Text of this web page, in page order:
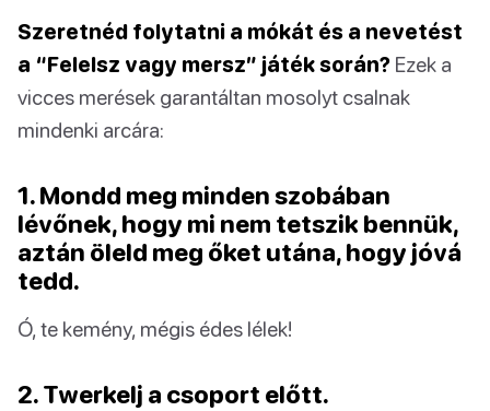
Szeretnéd folytatni a mókát és a nevetést
a “Felelsz vagy mersz” játék során? Ezek a
vicces merések garantáltan mosolyt csalnak
mindenki arcára:
1. Mondd meg minden szobában
lévőnek, hogy mi nem tetszik bennük,
aztán öleld meg őket utána, hogy jóvá
tedd.
Ó, te kemény, mégis édes lélek!
2. Twerkelj a csoport előtt.